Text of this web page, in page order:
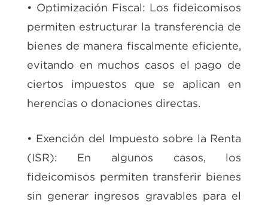
• Optimización Fiscal: Los fideicomisos
permiten estructurar la transferencia de
bienes de manera fiscalmente eficiente,
evitando en muchos casos el pago de
ciertos impuestos que se aplican en
herencias o donaciones directas.
• Exención del Impuesto sobre la Renta
(ISR): En algunos casos, los
fideicomisos permiten transferir bienes
sin generar ingresos gravables para el